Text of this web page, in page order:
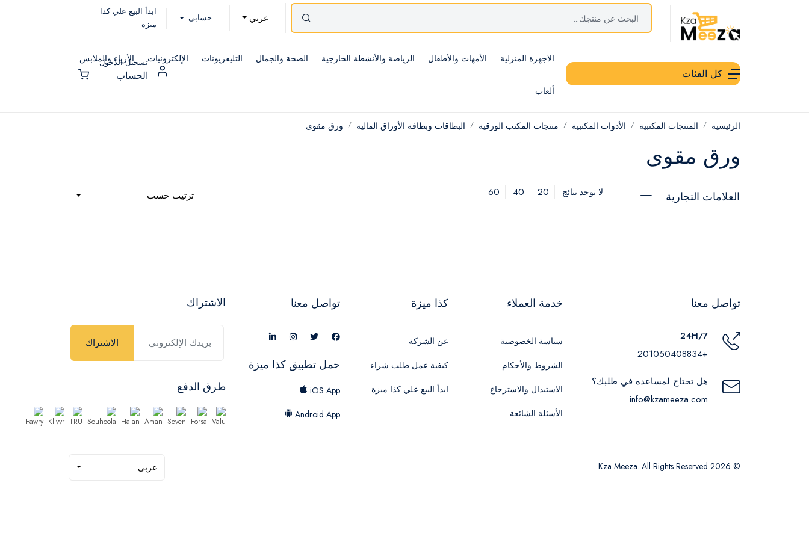
عربي حسابي
ابدأ البيع علي كذا
ميزة
كل الفئات
الاجهزة المنزلية الأمهات والأطفال الرياضة والأنشطة الخارجية الصحة والجمال التليفزيونات الإلكترونيات الأزياء والملابس
ألعاب
تسجيل الدخول
الحساب
الرئيسية المنتجات المكتبية الأدوات المكتبية منتجات المكتب الورقية البطاقات وبطاقة الأوراق المالية ورق مقوى
ورق مقوى
العلامات التجارية لا توجد نتائج 20
40
60 ترتيب حسب
تواصل معنا
24H/7
+201050408834
هل تحتاج لمساعده في طلبك؟
info@kzameeza.com
خدمة العملاء
سياسة الخصوصية
الشروط والأحكام
الاستبدال والاسترجاع
الأسئلة الشائعة
كذا ميزة
عن الشركة
كيفية عمل طلب شراء
ابدأ البيع علي كذا ميزة
تواصل معنا
حمل تطبيق كذا ميزة
iOS App
Android App
الاشتراك
الاشتراك
طرق الدفع
© 2026 Kza Meeza. All Rights Reserved عربي